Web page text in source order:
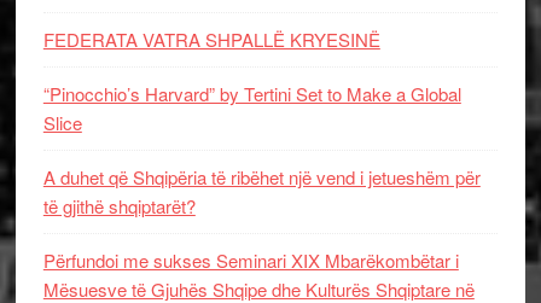
FEDERATA VATRA SHPALLË KRYESINË
“Pinocchio’s Harvard” by Tertini Set to Make a Global
Slice
A duhet që Shqipëria të ribëhet një vend i jetueshëm për
të gjithë shqiptarët?
Përfundoi me sukses Seminari XIX Mbarëkombëtar i
Mësuesve të Gjuhës Shqipe dhe Kulturës Shqiptare në